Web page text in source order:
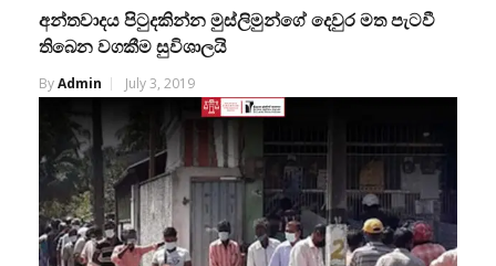
අන්තවාදය පිටුදකින්න මුස්ලිමුන්ගේ දෙවුර මත පැටවී
තිබෙන වගකීම සුවිශාලයි
ByAdmin July 3, 2019